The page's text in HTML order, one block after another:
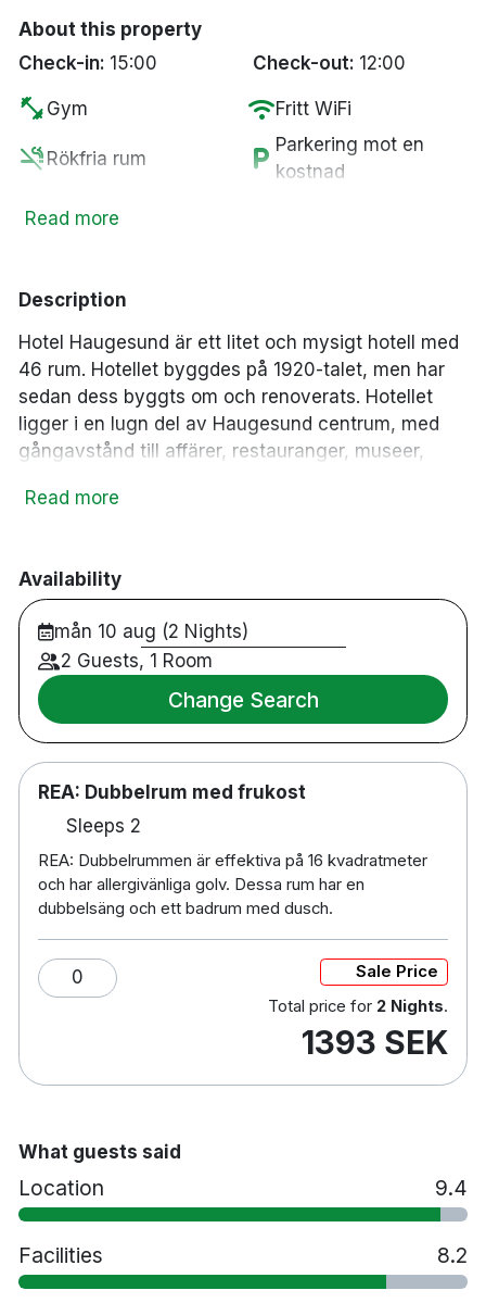
About this property
Check-in: 15:00 Check-out: 12:00
fitness_center Gym wifiFritt WiFi
smoke_free Rökfria rum local_parking Parkering mot en
kostnad
restaurant Restaurang
Read more
Description
Hotel Haugesund är ett litet och mysigt hotell med
46 rum. Hotellet byggdes på 1920-talet, men har
sedan dess byggts om och renoverats. Hotellet
ligger i en lugn del av Haugesund centrum, med
gångavstånd till affärer, restauranger, museer,
trivsel och trevlig atmosfär i första hand.
Dubbelrum & familjerum
Badrum med dusch
Gratis WiFi
TV
Gym
Cykeluthyrning
Lounge
Tvättservice
Extrasäng mot en avgift
Husdjur tillåts mot en avgift
Parkering mot en avgift
15 minuters bilresa till Haugesund flygplats
Read more
Availability
mån 10 aug (2 Nights)
2 Guests, 1 Room
Change Search
REA: Dubbelrum med frukost
Sleeps 2
REA: Dubbelrummen är effektiva på 16 kvadratmeter
och har allergivänliga golv. Dessa rum har en
dubbelsäng och ett badrum med dusch.
0
Sale Price
Total price for 2 Nights.
1393 SEK
What guests said
Location 9.4
Facilities 8.2